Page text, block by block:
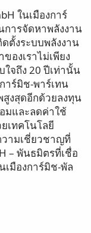
ในเมืองการ์
การจัดหาพลังงาน
ตั้งระบบพลังงาน
งเราไม่เพียง
จถึง 20 ปีเท่านั้น
าร์มิช-พาร์เทน
งสุดอีกด้วยลงทุน
มและลดค่าใช้
เทคโนโลยี
วามเชี่ยวชาญที่
– พันธมิตรที่เชื่อ
มืองการ์มิช-พัล